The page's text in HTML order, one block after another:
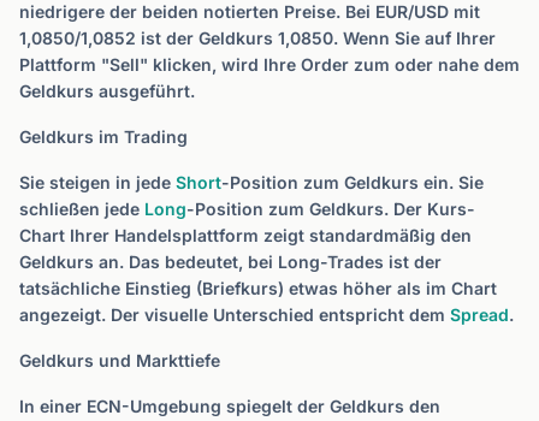
niedrigere der beiden notierten Preise. Bei EUR/USD mit
1,0850/1,0852 ist der Geldkurs 1,0850. Wenn Sie auf Ihrer
Plattform "Sell" klicken, wird Ihre Order zum oder nahe dem
Geldkurs ausgeführt.
Geldkurs im Trading
Sie steigen in jede Short-Position zum Geldkurs ein. Sie
schließen jede Long-Position zum Geldkurs. Der Kurs-
Chart Ihrer Handelsplattform zeigt standardmäßig den
Geldkurs an. Das bedeutet, bei Long-Trades ist der
tatsächliche Einstieg (Briefkurs) etwas höher als im Chart
angezeigt. Der visuelle Unterschied entspricht dem Spread.
Geldkurs und Markttiefe
In einer ECN-Umgebung spiegelt der Geldkurs den